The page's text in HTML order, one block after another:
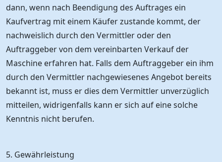
dann, wenn nach Beendigung des Auftrages ein
Kaufvertrag mit einem Käufer zustande kommt, der
nachweislich durch den Vermittler oder den
Auftraggeber von dem vereinbarten Verkauf der
Maschine erfahren hat. Falls dem Auftraggeber ein ihm
durch den Vermittler nachgewiesenes Angebot bereits
bekannt ist, muss er dies dem Vermittler unverzüglich
mitteilen, widrigenfalls kann er sich auf eine solche
Kenntnis nicht berufen.
5. Gewährleistung